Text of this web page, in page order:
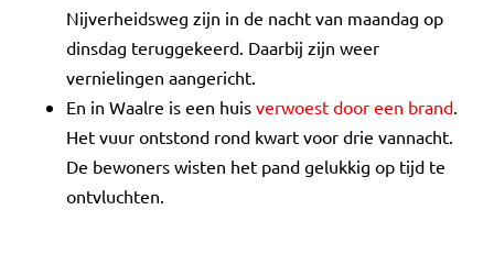
Nijverheidsweg zijn in de nacht van maandag op
dinsdag teruggekeerd. Daarbij zijn weer
vernielingen aangericht.
En in Waalre is een huis verwoest door een brand.
Het vuur ontstond rond kwart voor drie vannacht.
De bewoners wisten het pand gelukkig op tijd te
ontvluchten.